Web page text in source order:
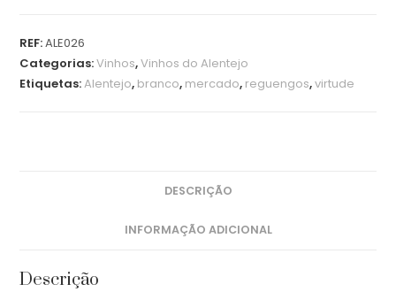
REF:ALE026
Categorias:Vinhos,Vinhos do Alentejo
Etiquetas:Alentejo, branco, mercado, reguengos,virtude
DESCRIÇÃO
INFORMAÇÃO ADICIONAL
Descrição